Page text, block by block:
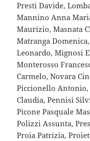
Presti Davide,
Mannino Anna
Maurizio, Masnata
Matranga
Leonardo, Mignosi
Monterosso
Carmelo, Novara
Piccionello
Claudia, Pennisi
Picone Pasquale
Polizzi Assunta,
Proia Patrizia,